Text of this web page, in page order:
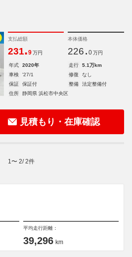
支払総額
231.9 万円
本体価格
226. 0 万円
年式 2020年 走行
5.1万km
車検
'27/1 修復
なし
保証
保証付 整備
法定整備付
住所
静岡県 浜松市中央区
見積もり・在庫確認
1 〜 2/2件
平均走行距離：
39,296 km